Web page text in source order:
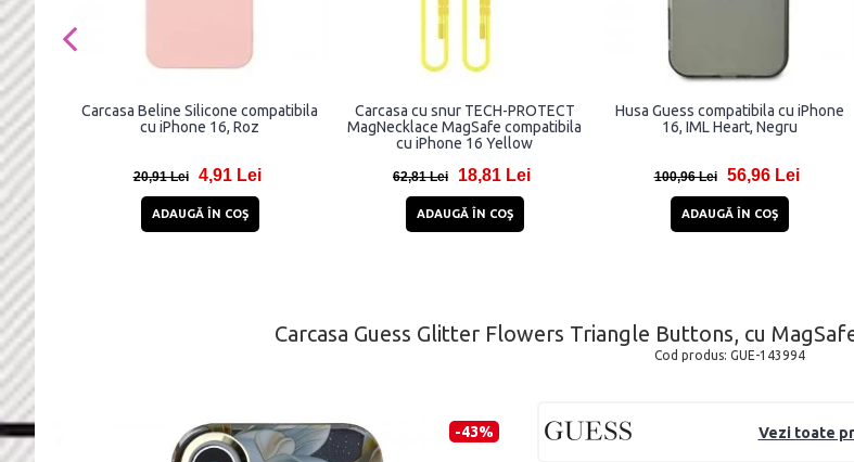
Carcasa Beline Silicone compatibila
cu iPhone 16, Roz
20,91 Lei 4,91 Lei
ADAUGĂ ÎN COŞ
Carcasa cu snur TECH-PROTECT
MagNecklace MagSafe compatibila
cu iPhone 16 Yellow
62,81 Lei 18,81 Lei
ADAUGĂ ÎN COŞ
Husa Guess compatibila cu iPhone
16, IML Heart, Negru
100,96 Lei 56,96 Lei
ADAUGĂ ÎN COŞ
Carcasa Guess Glitter Flowers Triangle Buttons, cu
Cod produs: GUE-143994
-43% Vezi toate